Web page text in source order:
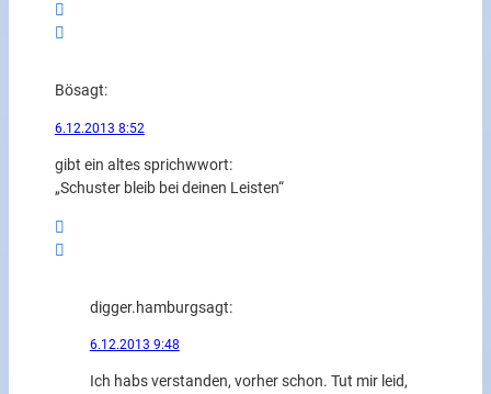
Bösagt:
6.12.2013 8:52
gibt ein altes sprichwwort:
„Schuster bleib bei deinen Leisten“
digger.hamburgsagt:
6.12.2013 9:48
Ich habs verstanden, vorher schon. Tut mir leid,